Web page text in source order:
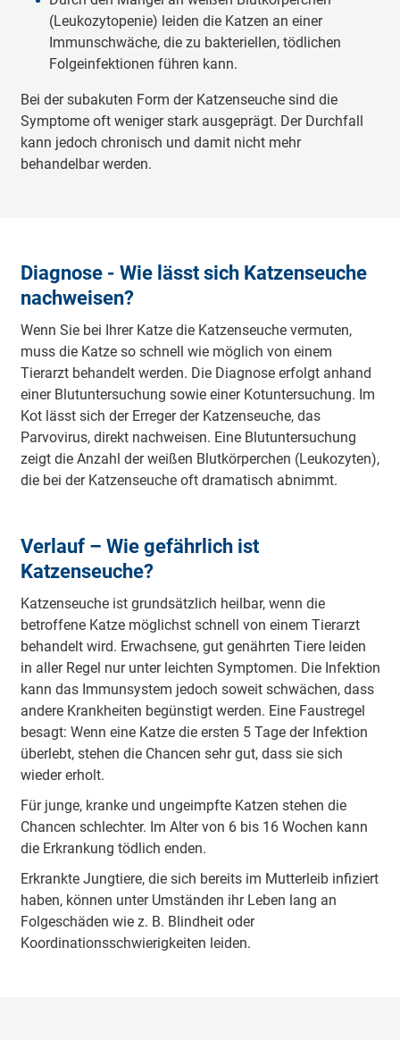
(Leukozytopenie) leiden die Katzen an einer
Immunschwäche, die zu bakteriellen, tödlichen
Folgeinfektionen führen kann.
Bei der subakuten Form der Katzenseuche sind die
Symptome oft weniger stark ausgeprägt. Der Durchfall
kann jedoch chronisch und damit nicht mehr
behandelbar werden.
Diagnose - Wie lässt sich Katzenseuche
nachweisen?
Wenn Sie bei Ihrer Katze die Katzenseuche vermuten,
muss die Katze so schnell wie möglich von einem
Tierarzt behandelt werden. Die Diagnose erfolgt anhand
einer Blutuntersuchung sowie einer Kotuntersuchung. Im
Kot lässt sich der Erreger der Katzenseuche, das
Parvovirus, direkt nachweisen. Eine Blutuntersuchung
zeigt die Anzahl der weißen Blutkörperchen (Leukozyten),
die bei der Katzenseuche oft dramatisch abnimmt.
Verlauf – Wie gefährlich ist
Katzenseuche?
Katzenseuche ist grundsätzlich heilbar, wenn die
betroffene Katze möglichst schnell von einem Tierarzt
behandelt wird. Erwachsene, gut genährten Tiere leiden
in aller Regel nur unter leichten Symptomen. Die Infektion
kann das Immunsystem jedoch soweit schwächen, dass
andere Krankheiten begünstigt werden. Eine Faustregel
besagt: Wenn eine Katze die ersten 5 Tage der Infektion
überlebt, stehen die Chancen sehr gut, dass sie sich
wieder erholt.
Für junge, kranke und ungeimpfte Katzen stehen die
Chancen schlechter. Im Alter von 6 bis 16 Wochen kann
die Erkrankung tödlich enden.
Erkrankte Jungtiere, die sich bereits im Mutterleib infiziert
haben, können unter Umständen ihr Leben lang an
Folgeschäden wie z. B. Blindheit oder
Koordinationsschwierigkeiten leiden.